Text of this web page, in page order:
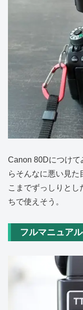
Canon 80Dにつけ
らそんなに悪い見た
こまでずっしりと
ちで使えそう。
フルマニュア